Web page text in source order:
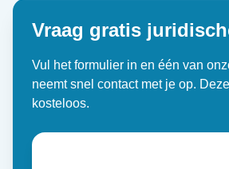
Vraag gratis
Vul het formulier in en één van
neemt snel contact met je op.
kosteloos.